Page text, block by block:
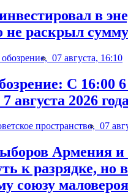
в
не раскрыл
07 августа, 16:10
С 16:00 6
августа 2026 года
пространство, 07
Армения и
к разрядке, но
союзу